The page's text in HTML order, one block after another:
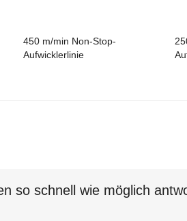
450 m/min Non-Stop-
Aufwicklerlinie
so schnell wie möglich